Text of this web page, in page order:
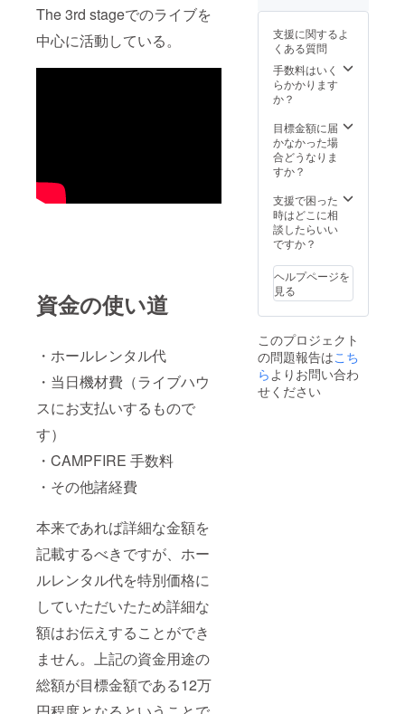
The 3rd stageでのライブを
中心に活動している。
資金の使い道
・ホールレンタル代
・当日機材費（ライブハウ
スにお支払いするもので
す）
・CAMPFIRE 手数料
・その他諸経費
本来であれば詳細な金額を
記載するべきですが、ホー
ルレンタル代を特別価格に
していただいたため詳細な
額はお伝えすることができ
ません。上記の資金用途の
総額が目標金額である12万
の他の
諸連絡
もメー
ルでの
やり取
りにな
お礼の
メッ
セージ&
をお渡
ししま
す！
メール
で送付
いたし
3. 新曲
の音源
メール
で送付
いたし
ます。
4. 2曲分
コー
ディン
グ、
ミック
スなど
をした
メール
で送付
いたし
り」
「No.2-
MUSOU
RON」
ソング
カード
ト上か
ら楽曲
をダウ
るよう
にする
ための
もので
ング
カード
裏面に
あるQR
より、
サイト
への
URL
（新
曲） デ
モ音源
はバン
ドメン
バー自
ディン
グ、
ミック
ものを
配布予
定で
す。
で送付
いたし
ます。
お応え
ます。
公序良
俗に反
するご
要望に
えでき
かねま
すの
で、あ
めご了
承くだ
さい。
実際の
は、
メー
ル、無
料通話
ス等を
用いた
通話な
どで行
わせて
支援に関するよ
くある質問
手数料はいく
らかかります
か？
目標金額に届
かなかった場
合どうなりま
すか？
支援で困った
時はどこに相
談したらいい
ですか？
ヘルプページを
見る
このプロジェクト
の問題報告はこち
らよりお問い合わ
せください